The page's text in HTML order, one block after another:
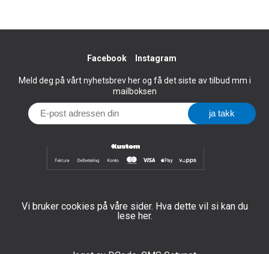
Facebook Instagram
Meld deg på vårt nyhetsbrev her og få det siste av tilbud mm i
mailboksen
Vi bruker cookies på våre sider. Hva dette vil si kan du
lese her.